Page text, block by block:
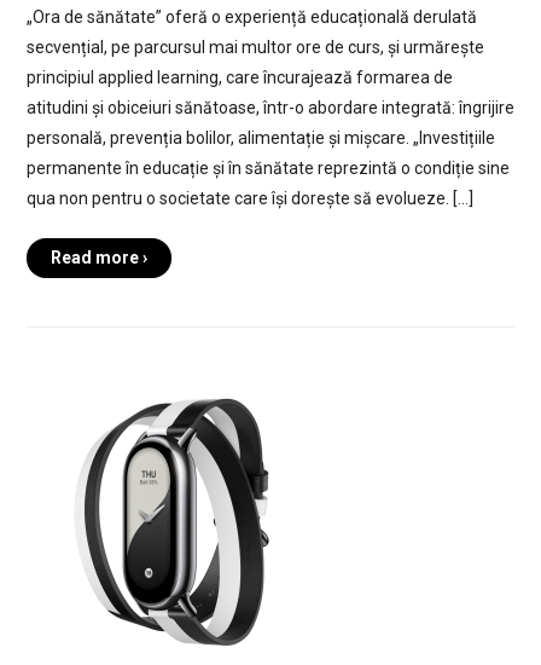
„Ora de sănătate” oferă o experiență educațională derulată
secvențial, pe parcursul mai multor ore de curs, și urmărește
principiul applied learning, care încurajează formarea de
atitudini și obiceiuri sănătoase, într-o abordare integrată: îngrijire
personală, prevenția bolilor, alimentație și mișcare. „Investițiile
permanente în educație și în sănătate reprezintă o condiție sine
qua non pentru o societate care își dorește să evolueze. […]
Read more ›